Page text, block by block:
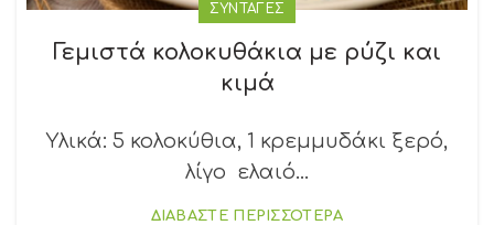
ΣΥΝΤΑΓΕΣ
Γεμιστά κολοκυθάκια με ρύζι και
κιμά
Υλικά: 5 κολοκύθια, 1 κρεμμυδάκι ξερό,
λίγο ελαιό...
ΔΙΑΒΑΣΤΕ ΠΕΡΙΣΣΟΤΕΡΑ